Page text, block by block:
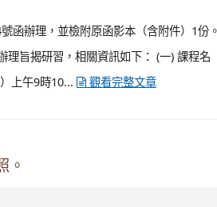
函辦理，並檢附原函影本（含附件）1份。
旨揭研習，相關資訊如下： (一) 課程名
上午9時10...
觀看完整文章
。